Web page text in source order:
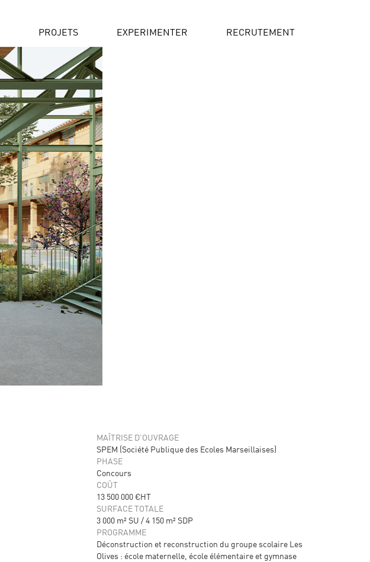
PROJETS EXPERIMENTER RECRUTEMENT
MAÎTRISE D'OUVRAGE
SPEM (Société Publique des Ecoles Marseillaises)
PHASE
Concours
COÛT
13 500 000 €HT
SURFACE TOTALE
3 000 m² SU / 4 150 m² SDP
PROGRAMME
Déconstruction et reconstruction du groupe scolaire Les
Olives : école maternelle, école élémentaire et gymnase